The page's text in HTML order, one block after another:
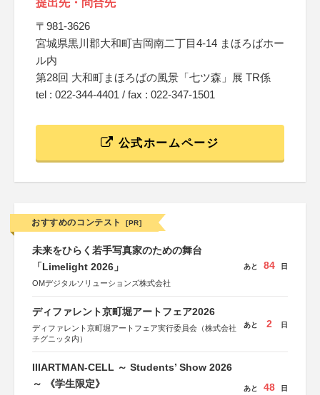
提出先・問合先
〒981-3626
宮城県黒川郡大和町吉岡南二丁目4-14 まほろばホー
ル内
第28回 大和町まほろばの風景「七ツ森」展 TR係
tel : 022-344-4401 / fax : 022-347-1501
公式ホームページ
おすすめのコンテスト [PR]
未来をひらく若手写真家のための舞台
「Limelight 2026」
OMデジタルソリューションズ株式会社
あと 84 日
ディファレント京町堀アートフェア2026
ディファレント京町堀アートフェア実行委員会（株式会社
チグニッタ内）
あと 2 日
IIIARTMAN-CELL ～ Students’ Show 2026
～ 《学生限定》
あと 48 日